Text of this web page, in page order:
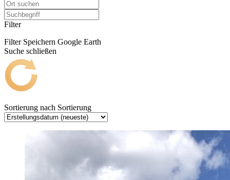
Filter
Filter Speichern Google Earth
Suche schließen
Sortierung nach Sortierung